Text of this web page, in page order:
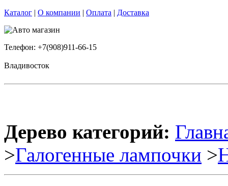
Каталог | О компании | Оплата | Доставка
Телефон: +7(908)911-66-15
Владивосток
Дерево категорий:
>Галогенные лампочки >